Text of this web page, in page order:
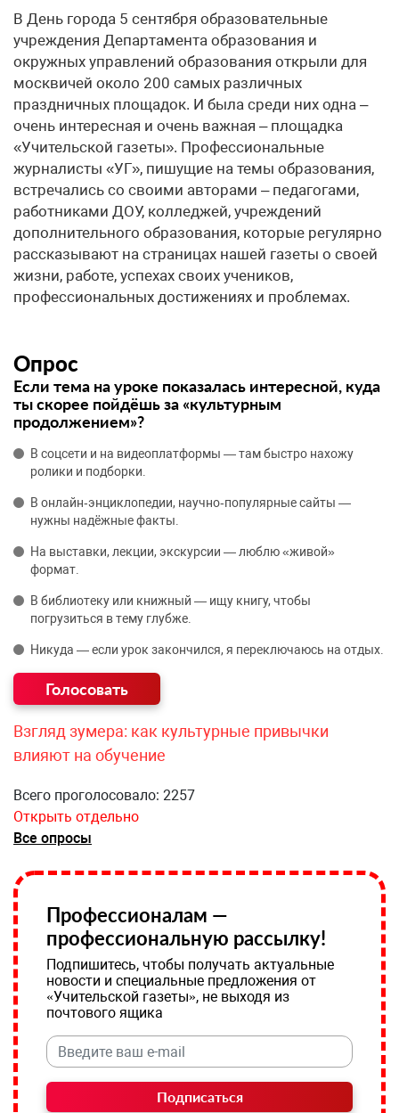
В День города 5 сентября образовательные
учреждения Департамента образования и
окружных управлений образования открыли для
москвичей около 200 самых различных
праздничных площадок. И была среди них одна –
очень интересная и очень важная – площадка
«Учительской газеты». Профессиональные
журналисты «УГ», пишущие на темы образования,
встречались со своими авторами – педагогами,
работниками ДОУ, колледжей, учреждений
дополнительного образования, которые регулярно
рассказывают на страницах нашей газеты о своей
жизни, работе, успехах своих учеников,
профессиональных достижениях и проблемах.
Опрос
Если тема на уроке показалась интересной, куда
ты скорее пойдёшь за «культурным
продолжением»?
В соцсети и на видеоплатформы — там быстро нахожу
ролики и подборки.
В онлайн‑энциклопедии, научно‑популярные сайты —
нужны надёжные факты.
На выставки, лекции, экскурсии — люблю «живой»
формат.
В библиотеку или книжный — ищу книгу, чтобы
погрузиться в тему глубже.
Никуда — если урок закончился, я переключаюсь на отдых.
Взгляд зумера: как культурные привычки
влияют на обучение
Всего проголосовало: 2257
Открыть отдельно
Все опросы
Профессионалам —
профессиональную рассылку!
Подпишитесь, чтобы получать актуальные
новости и специальные предложения от
«Учительской газеты», не выходя из
почтового ящика
Подписаться